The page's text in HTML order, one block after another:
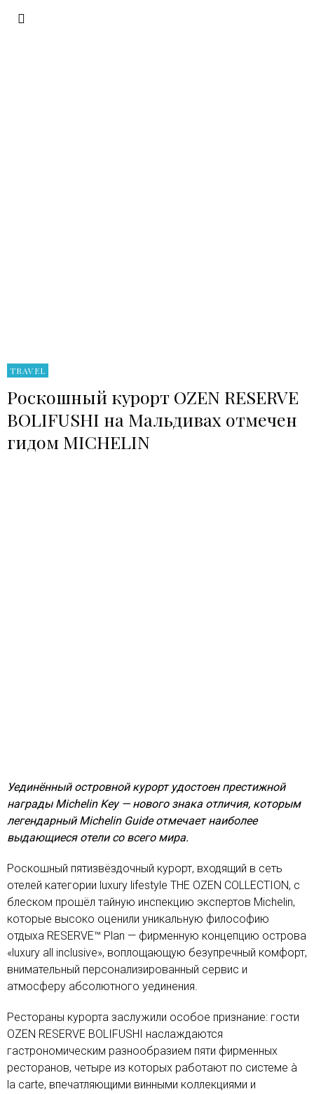
TRAVEL
Роскошный курорт OZEN RESERVE
BOLIFUSHI на Мальдивах отмечен
гидом MICHELIN
Уединённый островной курорт удостоен престижной
награды Michelin Key — нового знака отличия, которым
легендарный Michelin Guide отмечает наиболее
выдающиеся отели со всего мира.
Роскошный пятизвёздочный курорт, входящий в сеть
отелей категории luxury lifestyle THE OZEN COLLECTION, с
блеском прошёл тайную инспекцию экспертов Michelin,
которые высоко оценили уникальную философию
отдыха RESERVE™ Plan — фирменную концепцию острова
«luxury all inclusive», воплощающую безупречный комфорт,
внимательный персонализированный сервис и
атмосферу абсолютного уединения.
Рестораны курорта заслужили особое признание: гости
OZEN RESERVE BOLIFUSHI наслаждаются
гастрономическим разнообразием пяти фирменных
ресторанов, четыре из которых работают по системе à
la carte, впечатляющими винными коллекциями и